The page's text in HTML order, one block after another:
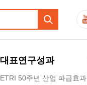
대표연구성과
ETRI 50주년 산업 파급효과